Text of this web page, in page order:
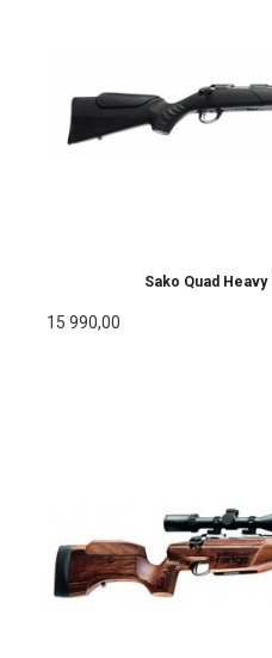
Sako Quad
15 990,00